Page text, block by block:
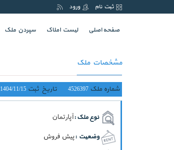
ثبت نام ورود
صفحه اصلی لیست املاک سپردن ملک
مشخصات ملک
شماره ملک 4526397 تاریخ ثبت 1404/11/15
نوع ملک :آپارتمان
وضعیت :پیش فروش